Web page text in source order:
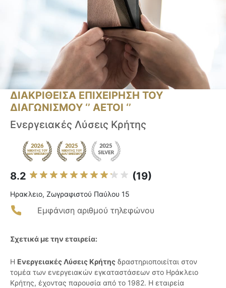
ΔΙΑΚΡΙΘΕΙΣΑ ΕΠΙΧΕΙΡΗΣΗ ΤΟΥ
ΔΙΑΓΩΝΙΣΜΟΥ ‘’ ΑΕΤΟΙ ‘’
Ενεργειακές Λύσεις Κρήτης
8.2 (19)
Ηρακλειο, Ζωγραφιστού Παύλου 15
Εμφάνιση αριθμού τηλεφώνου
Σχετικά με την εταιρεία:
Η Ενεργειακές Λύσεις Κρήτης δραστηριοποιείται στον
τομέα των ενεργειακών εγκαταστάσεων στο Ηράκλειο
Κρήτης, έχοντας παρουσία από το 1982. Η εταιρεία